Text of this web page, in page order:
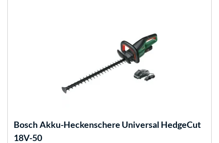
BoschAkku-Heckenschere Universal HedgeCut
18V-50